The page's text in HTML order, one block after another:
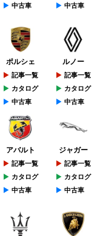
中古車
中古車
ポルシェ
記事一覧
カタログ
中古車
ルノー
記事一覧
カタログ
中古車
アバルト
記事一覧
カタログ
中古車
ジャガー
記事一覧
カタログ
中古車